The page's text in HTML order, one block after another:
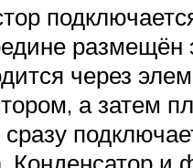
размещён
через
а затем
сразу